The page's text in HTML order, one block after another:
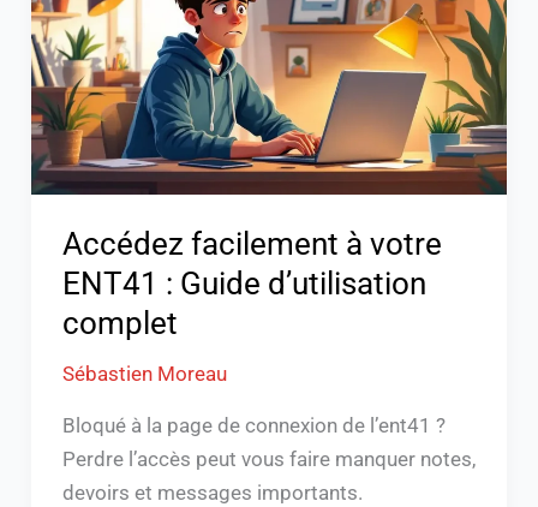
Accédez facilement à votre
ENT41 : Guide d’utilisation
complet
Sébastien Moreau
Bloqué à la page de connexion de l’ent41 ?
Perdre l’accès peut vous faire manquer notes,
devoirs et messages importants.
ENT41
:
Guide
d’utilisation
complet